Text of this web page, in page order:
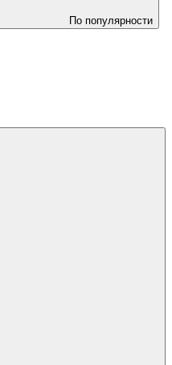
По популярности